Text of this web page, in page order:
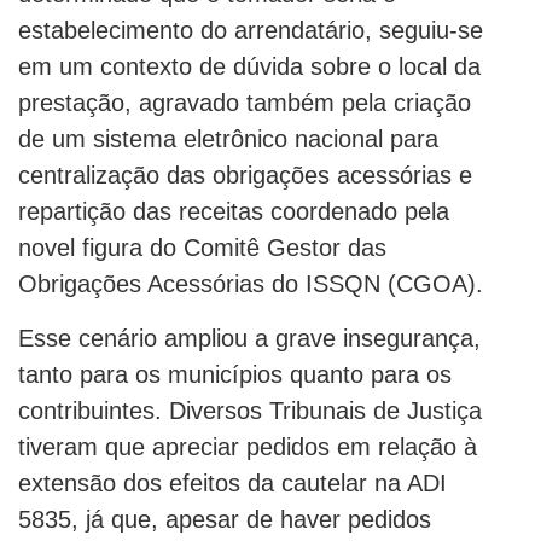
estabelecimento do arrendatário, seguiu-se
em um contexto de dúvida sobre o local da
prestação, agravado também pela criação
de um sistema eletrônico nacional para
centralização das obrigações acessórias e
repartição das receitas coordenado pela
novel figura do Comitê Gestor das
Obrigações Acessórias do ISSQN (CGOA).
Esse cenário ampliou a grave insegurança,
tanto para os municípios quanto para os
contribuintes. Diversos Tribunais de Justiça
tiveram que apreciar pedidos em relação à
extensão dos efeitos da cautelar na ADI
5835, já que, apesar de haver pedidos